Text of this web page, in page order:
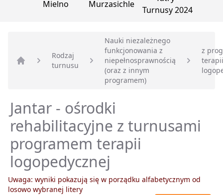
Strona główna
Rodzaj
turnusu
Nauki niezależnego
funkcjonowania z
niepełnosprawnością
(oraz z innym
programem)
z
terapii
Jantar - ośrodki
rehabilitacyjne z turnusami
programem terapii
logopedycznej
Uwaga: wyniki pokazują się w porządku alfabetycznym od
losowo wybranej litery